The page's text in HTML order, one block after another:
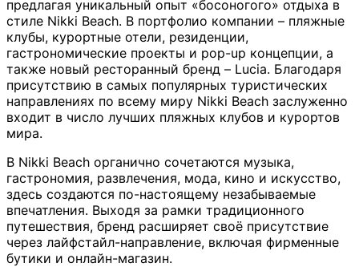
предлагая уникальный опыт «босоногого» отдыха в
стиле Nikki Beach. В портфолио компании – пляжные
клубы, курортные отели, резиденции,
гастрономические проекты и pop-up концепции, а
также новый ресторанный бренд – Lucia. Благодаря
присутствию в самых популярных туристических
направлениях по всему миру Nikki Beach заслуженно
входит в число лучших пляжных клубов и курортов
мира.
В Nikki Beach органично сочетаются музыка,
гастрономия, развлечения, мода, кино и искусство,
здесь создаются по-настоящему незабываемые
впечатления. Выходя за рамки традиционного
путешествия, бренд расширяет своё присутствие
через лайфстайл-направление, включая фирменные
бутики и онлайн-магазин.